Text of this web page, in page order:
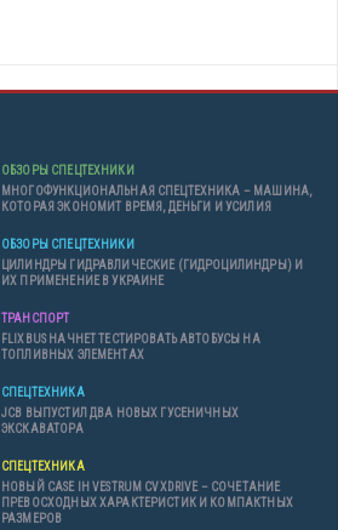
ОБЗОРЫ СПЕЦТЕХНИКИ
МНОГОФУНКЦИОНАЛЬНАЯ СПЕЦТЕХНИКА – МАШИНА,
КОТОРАЯ ЭКОНОМИТ ВРЕМЯ, ДЕНЬГИ И УСИЛИЯ
ОБЗОРЫ СПЕЦТЕХНИКИ
ЦИЛИНДРЫ ГИДРАВЛИЧЕСКИЕ (ГИДРОЦИЛИНДРЫ) И
ИХ ПРИМЕНЕНИЕ В УКРАИНЕ
ТРАНСПОРТ
FLIXBUS НАЧНЕТ ТЕСТИРОВАТЬ АВТОБУСЫ НА
ТОПЛИВНЫХ ЭЛЕМЕНТАХ
СПЕЦТЕХНИКА
JCB ВЫПУСТИЛ ДВА НОВЫХ ГУСЕНИЧНЫХ
ЭКСКАВАТОРА
СПЕЦТЕХНИКА
НОВЫЙ CASE IH VESTRUM CVXDRIVE – СОЧЕТАНИЕ
ПРЕВОСХОДНЫХ ХАРАКТЕРИСТИК И КОМПАКТНЫХ
РАЗМЕРОВ